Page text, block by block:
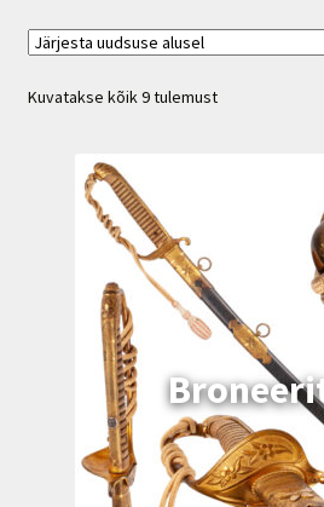
Jaapani mõõgad
Mõõgad ja saablid
Transport
Kuvatakse kõik 9 tulemustSorditud